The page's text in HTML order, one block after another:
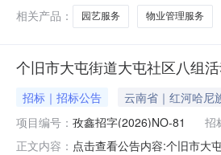
相关产品：
园艺服务 物业管理服务
个旧市大屯街道大屯社区八组
招标｜招标公告 云南省｜红河哈尼
项目编号： 孜鑫招字(2026)NO-81 招
正文内容： 点击查看公告内容:个旧市大